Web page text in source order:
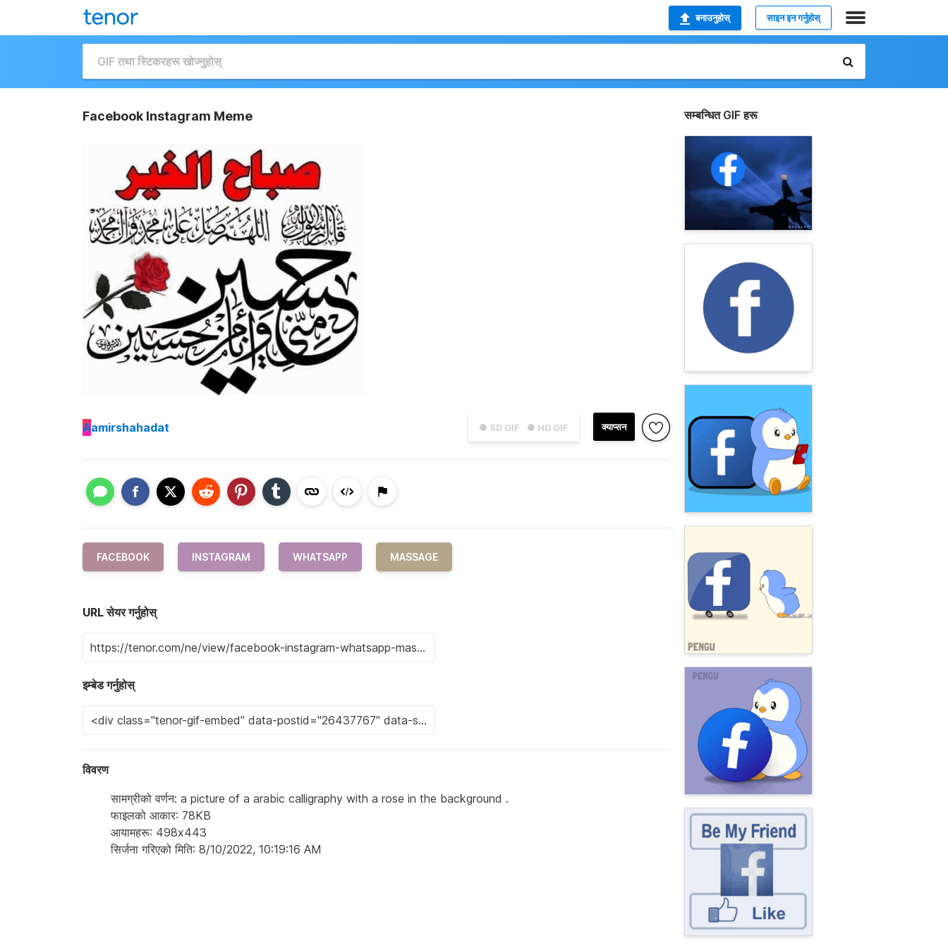
बनाउनुहोस् साइन इन गर्नुहोस्
Facebook Instagram Meme
● SD GIF ● HD GIF क्याप्सन
Aamirshahadat
FACEBOOK INSTAGRAM WHATSAPP MASSAGE
URL सेयर गर्नुहोस्
इम्बेड गर्नुहोस्
विवरण
सामग्रीको वर्णन: a picture of a arabic calligraphy with a rose in the background .
फाइलको आकार: 78KB
आयामहरू: 498x443
सिर्जना गरिएको मिति: 8/10/2022, 10:19:16 AM
सम्बन्धित GIF हरू